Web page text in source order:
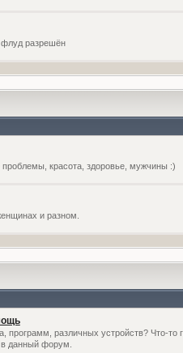
разрешён
красота, здоровье, мужчины :)
и разном.
программ, различных устройств? Что-то
данный форум.